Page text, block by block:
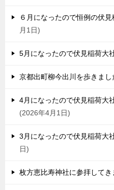
６月になったので恒例の伏見
月1日
5月になったので伏見稲荷大
京都出町柳今出川を歩きまし
4月になったので伏見稲荷大
2026年4月1日
3月になったので伏見稲荷大
日
枚方恵比寿神社に参拝してき